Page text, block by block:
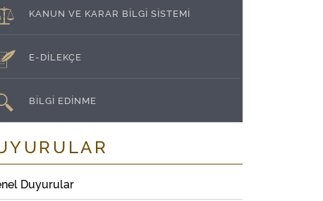
KANUN VE KARAR BİLGİ SİSTEMİ
E-DİLEKÇE
BİLGİ EDİNME
Duyurular